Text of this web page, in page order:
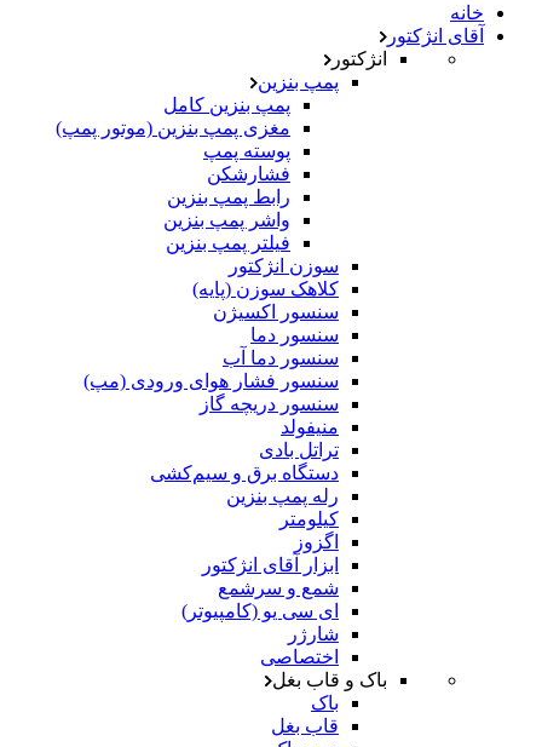
خانه
آقای انژکتور
انژکتور
پمپ بنزین
پمپ بنزین کامل
مغزی پمپ بنزین (موتور پمپ)
پوسته پمپ
فشارشکن
رابط پمپ بنزین
واشر پمپ بنزین
فیلتر پمپ بنزین
سوزن انژکتور
کلاهک سوزن (پایه)
سنسور اکسیژن
سنسور دما
سنسور دما آب
سنسور فشار هوای ورودی (مپ)
سنسور دریچه گاز
منیفولد
تراتل بادی
دستگاه برق و سیم‌کشی
رله پمپ بنزین
کیلومتر
اگزوز
ابزار آقای انژکتور
شمع و سرشمع
ای سی یو (کامپیوتر)
شارژر
اختصاصی
باک و قاب بغل
باک
قاب بغل